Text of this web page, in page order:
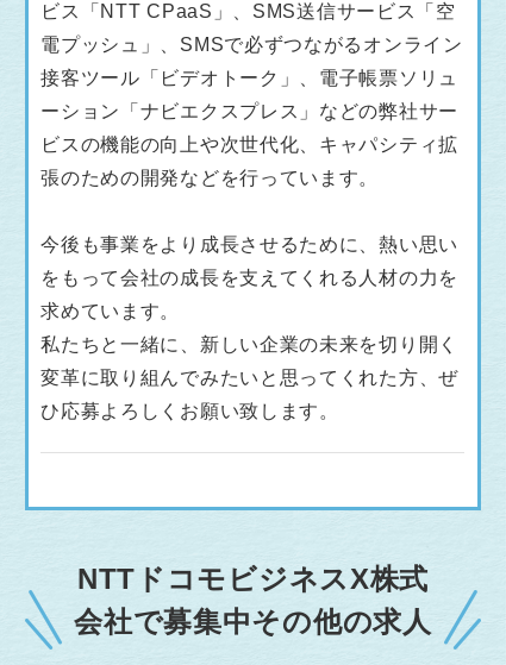
ビス「NTT CPaaS」、SMS送信サービス「空
電プッシュ」、SMSで必ずつながるオンライン
接客ツール「ビデオトーク」、電子帳票ソリュ
ーション「ナビエクスプレス」などの弊社サー
ビスの機能の向上や次世代化、キャパシティ拡
張のための開発などを行っています。
今後も事業をより成長させるために、熱い思い
をもって会社の成長を支えてくれる人材の力を
求めています。
私たちと一緒に、新しい企業の未来を切り開く
変革に取り組んでみたいと思ってくれた方、ぜ
ひ応募よろしくお願い致します。
NTTドコモビジネスX株式
会社で募集中その他の求人